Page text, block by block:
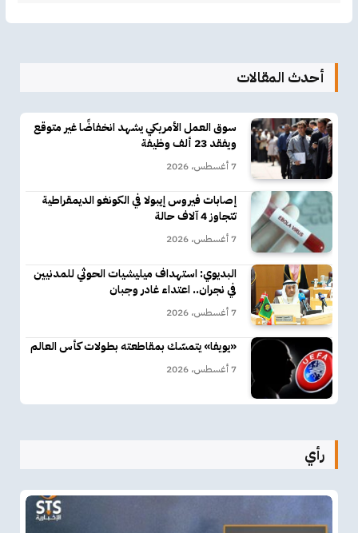
أحدث المقالات
سوق العمل الأمريكي يشهد انخفاضًا غير متوقع
ويفقد 23 ألف وظيفة
7 أغسطس، 2026
إصابات فيروس إيبولا في الكونغو الديمقراطية
تتجاوز 4 آلاف حالة
7 أغسطس، 2026
البديوي: استهداف ميليشيات الحوثي للمدنيين
في نجران.. اعتداء غادر وجبان
7 أغسطس، 2026
«يويفا» يتمسّك بمقاطعته بطولات كأس العالم
7 أغسطس، 2026
رأي